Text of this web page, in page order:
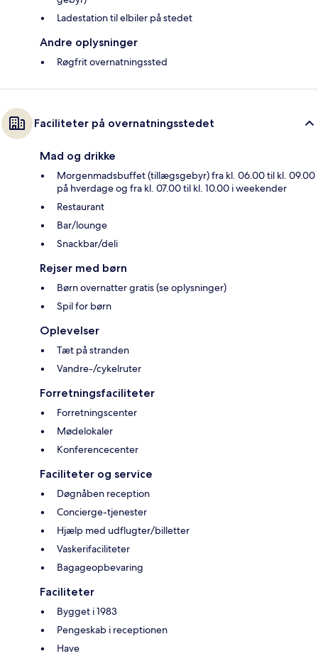
Ladestation til elbiler på stedet
Andre oplysninger
Røgfrit overnatningssted
Faciliteter på overnatningsstedet
Mad og drikke
Morgenmadsbuffet (tillægsgebyr) fra kl. 06.00 til kl. 09.00
på hverdage og fra kl. 07.00 til kl. 10.00 i weekender
Restaurant
Bar/lounge
Snackbar/deli
Rejser med børn
Børn overnatter gratis (se oplysninger)
Spil for børn
Oplevelser
Tæt på stranden
Vandre-/cykelruter
Forretningsfaciliteter
Forretningscenter
Mødelokaler
Konferencecenter
Faciliteter og service
Døgnåben reception
Concierge-tjenester
Hjælp med udflugter/billetter
Vaskerifaciliteter
Bagageopbevaring
Faciliteter
Bygget i 1983
Pengeskab i receptionen
Have